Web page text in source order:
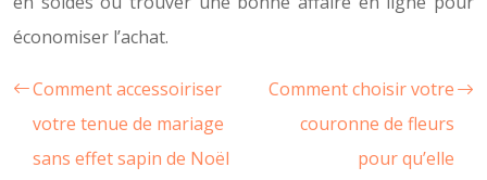
économiser l’achat.
Comment accessoiriser
votre tenue de mariage
sans effet sapin de Noël
Comment choisir votre
couronne de fleurs
pour qu’elle